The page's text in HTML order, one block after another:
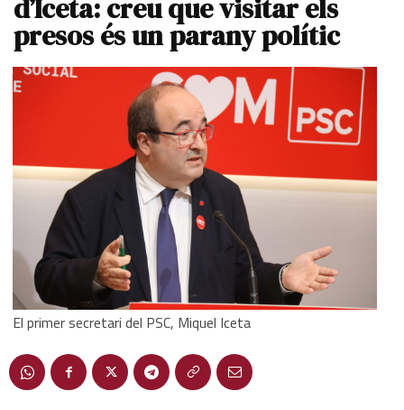
d’Iceta: creu que visitar els
presos és un parany polític
El primer secretari del PSC, Miquel Iceta